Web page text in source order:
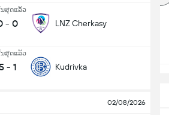
ນສຸດແລ້ວ
- 0 LNZ Cherkasy
ນສຸດແລ້ວ
- 1 Kudrivka
02/08/2026